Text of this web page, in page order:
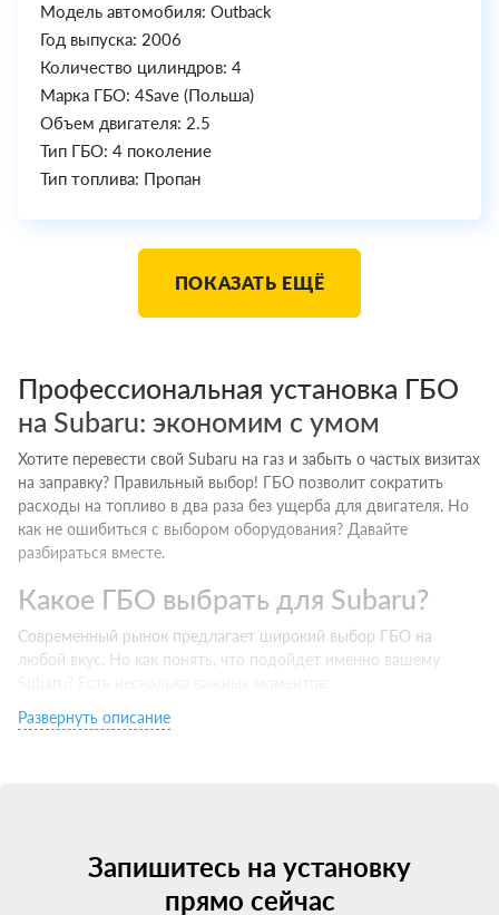
Модель автомобиля: Outback
Год выпуска: 2006
Количество цилиндров: 4
Марка ГБО: 4Save (Польша)
Объем двигателя: 2.5
Тип ГБО: 4 поколение
Тип топлива: Пропан
ПОКАЗАТЬ ЕЩЁ
Профессиональная установка ГБО
на Subaru: экономим с умом
Хотите перевести свой Subaru на газ и забыть о частых визитах
на заправку? Правильный выбор! ГБО позволит сократить
расходы на топливо в два раза без ущерба для двигателя. Но
как не ошибиться с выбором оборудования? Давайте
разбираться вместе.
Какое ГБО выбрать для Subaru?
Современный рынок предлагает широкий выбор ГБО на
любой вкус. Но как понять, что подойдет именно вашему
Тип двигателя. Инжектор хорошо совместим с 4 поколением,
Цена. Не гонитесь за супер-скидками — экономия на качестве
ГБО может привести к затратным ремонтам. Но проще всего
Развернуть описание
Запишитесь на установку
прямо сейчас